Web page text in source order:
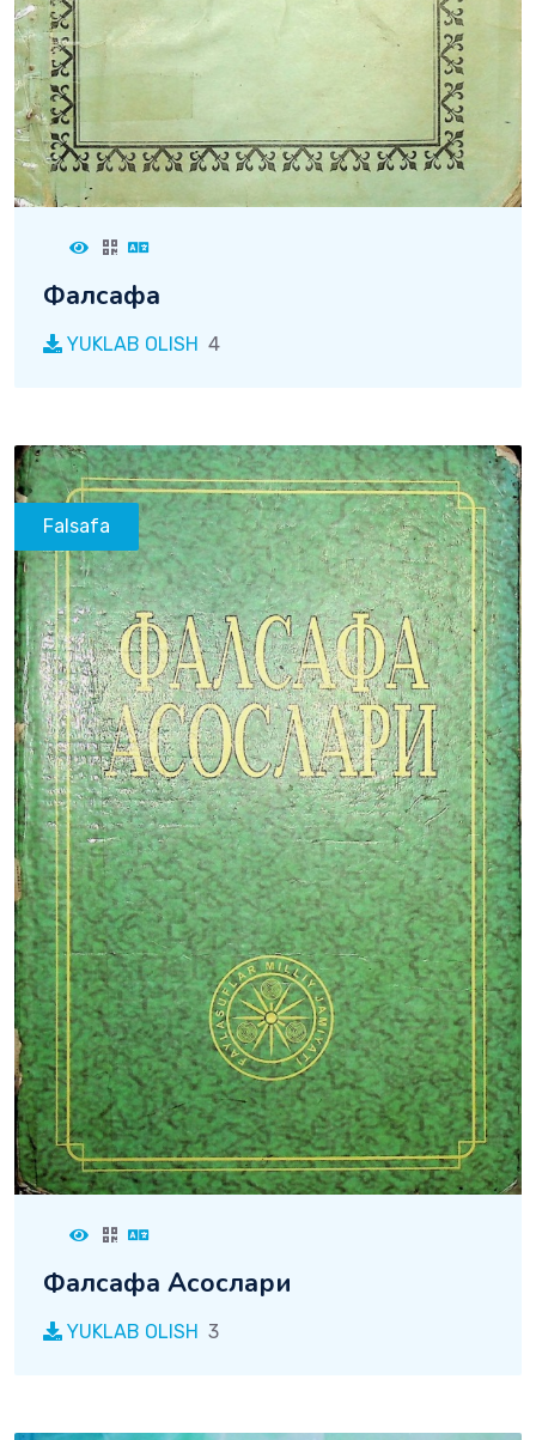
Фалсафа
YUKLAB OLISH 4
Falsafa
Фалсафа Асослари
YUKLAB OLISH 3